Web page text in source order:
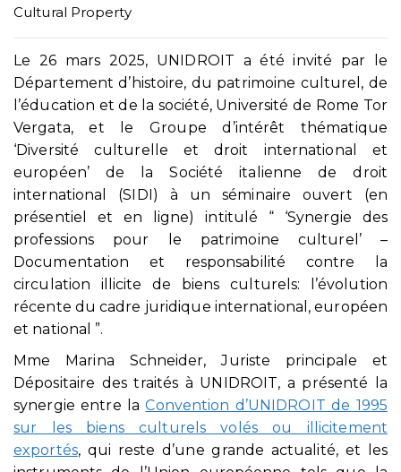
Cultural Property
Le 26 mars 2025, UNIDROIT a été invité par le
Département d’histoire, du patrimoine culturel, de
l’éducation et de la société, Université de Rome Tor
Vergata, et le Groupe d’intérêt thématique
‘Diversité culturelle et droit international et
européen’ de la Société italienne de droit
international (SIDI) à un séminaire ouvert (en
présentiel et en ligne) intitulé “ ‘Synergie des
professions pour le patrimoine culturel’ –
Documentation et responsabilité contre la
circulation illicite de biens culturels: l’évolution
récente du cadre juridique international, européen
et national ”.
Mme Marina Schneider, Juriste principale et
Dépositaire des traités à UNIDROIT, a présenté la
synergie entre laConvention d’UNIDROIT de 1995
sur les biens culturels volés ou illicitement
exportés, qui reste d’une grande actualité, et les